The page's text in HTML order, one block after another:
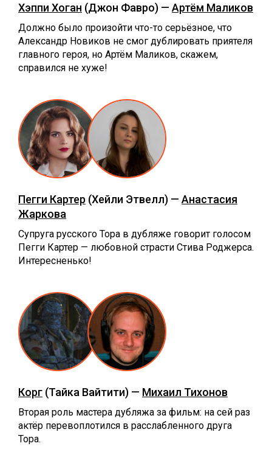
Хэппи Хоган (Джон Фавро) — Артём Маликов
Должно было произойти что-то серьёзное, что
Александр Новиков не смог дублировать приятеля
главного героя, но Артём Маликов, скажем,
справился не хуже!
Пегги Картер (Хейли Этвелл) — Анастасия
Жаркова
Супруга русского Тора в дубляже говорит голосом
Пегги Картер — любовной страсти Стива Роджерса.
Интересненько!
Корг (Тайка Вайтити) — Михаил Тихонов
Вторая роль мастера дубляжа за фильм: на сей раз
актёр перевоплотился в расслабленного друга
Тора.